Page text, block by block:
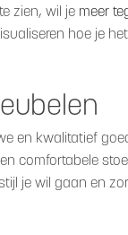
zien, wil je meer
hoe je
en kwalitatief
comfortabele
je wil gaan en